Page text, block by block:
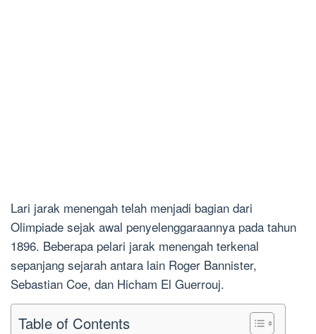
Lari jarak menengah telah menjadi bagian dari
Olimpiade sejak awal penyelenggaraannya pada tahun
1896. Beberapa pelari jarak menengah terkenal
sepanjang sejarah antara lain Roger Bannister,
Sebastian Coe, dan Hicham El Guerrouj.
Table of Contents